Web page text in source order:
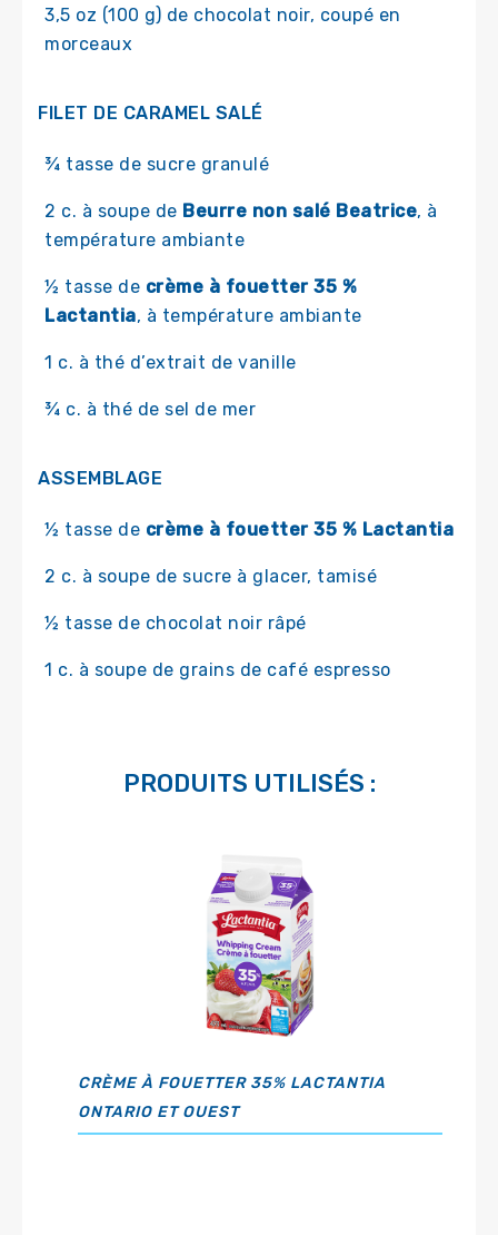
3,5 oz (100 g) de chocolat noir, coupé en
morceaux
FILET DE CARAMEL SALÉ
¾ tasse de sucre granulé
2 c. à soupe de Beurre non salé Beatrice, à
température ambiante
½ tasse de crème à fouetter 35 %
Lactantia, à température ambiante
1 c. à thé d’extrait de vanille
¾ c. à thé de sel de mer
ASSEMBLAGE
½ tasse de crème à fouetter 35 % Lactantia
2 c. à soupe de sucre à glacer, tamisé
½ tasse de chocolat noir râpé
1 c. à soupe de grains de café espresso
PRODUITS UTILISÉS :
CRÈME À FOUETTER 35% LACTANTIA
ONTARIO ET OUEST